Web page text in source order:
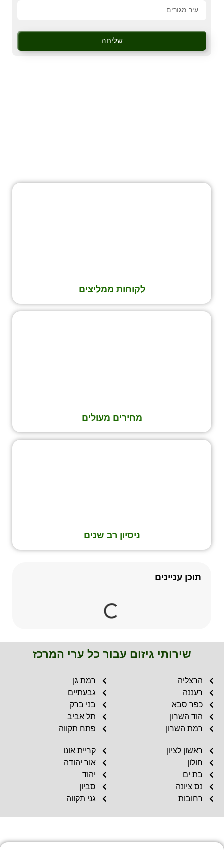
שליחה
לקוחות ממליצים
מחירים מעולים
ניסיון רב שנים
תוכן עניינים
שירותי גיזום עבור כל ערי המרכז
הרצליה
רעננה
כפר סבא
הוד השרון
רמת השרון
רמת גן
גבעתיים
בני ברק
תל אביב
פתח תקווה
ראשון לציון
חולון
בת ים
נס ציונה
רחובות
קריית אונו
אור יהודה
יהוד
סביון
גני תקווה